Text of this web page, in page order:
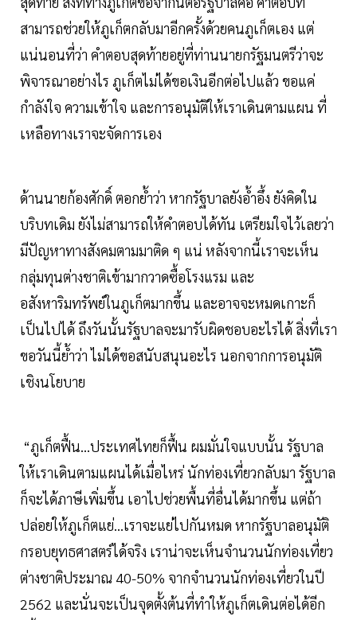
สามารถช่วยให้ภูเก็ตกลับมาอีกครั้งด้วยคนภูเก็ตเอง แต่
แน่นอนที่ว่า คำตอบสุดท้ายอยู่ที่ท่านนายกรัฐมนตรีว่าจะ
พิจารณาอย่างไร ภูเก็ตไม่ได้ขอเงินอีกต่อไปแล้ว ขอแค่
กำลังใจ ความเข้าใจ และการอนุมัติให้เราเดินตามแผน ที่
เหลือทางเราจะจัดการเอง
ด้านนายก้องศักดิ์ ตอกย้ำว่า หากรัฐบาลยังอ้ำอึ้ง ยังคิดใน
บริบทเดิม ยังไม่สามารถให้คำตอบได้ทัน เตรียมใจไว้เลยว่า
มีปัญหาทางสังคมตามมาติด ๆ แน่ หลังจากนี้เราจะเห็น
กลุ่มทุนต่างชาติเข้ามากวาดซื้อโรงแรม และ
อสังหาริมทรัพย์ในภูเก็ตมากขึ้น และอาจจะหมดเกาะก็
เป็นไปได้ ถึงวันนั้นรัฐบาลจะมารับผิดชอบอะไรได้ สิ่งที่เรา
ขอวันนี้ย้ำว่า ไม่ได้ขอสนับสนุนอะไร นอกจากการอนุมัติ
เชิงนโยบาย
“ภูเก็ตฟื้น...ประเทศไทยก็ฟื้น ผมมั่นใจแบบนั้น รัฐบาล
ให้เราเดินตามแผนได้เมื่อไหร่ นักท่องเที่ยวกลับมา รัฐบาล
ก็จะได้ภาษีเพิ่มขึ้น เอาไปช่วยพื้นที่อื่นได้มากขึ้น แต่ถ้า
ปล่อยให้ภูเก็ตแย่...เราจะแย่ไปกันหมด หากรัฐบาลอนุมัติ
กรอบยุทธศาสตร์ได้จริง เราน่าจะเห็นจำนวนนักท่องเที่ยว
ต่างชาติประมาณ 40-50% จากจำนวนนักท่องเที่ยวในปี
2562 และนั่นจะเป็นจุดตั้งต้นที่ทำให้ภูเก็ตเดินต่อได้อีก